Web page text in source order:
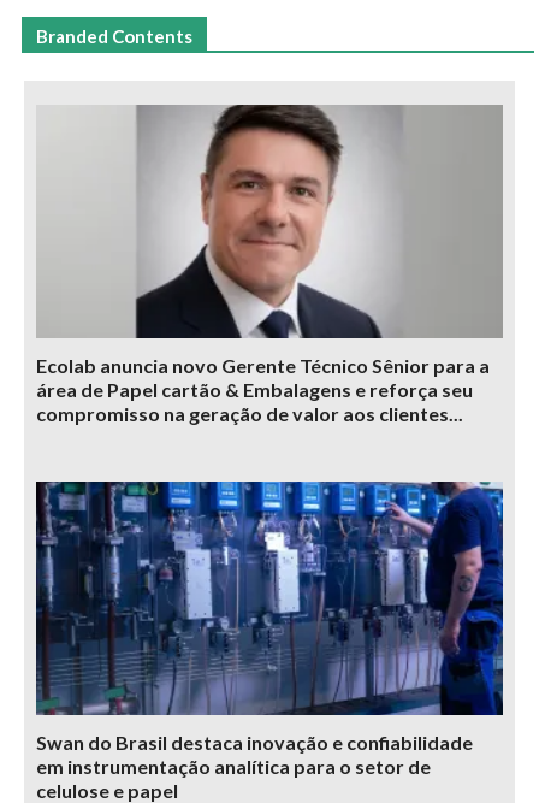
Branded Contents
Ecolab anuncia novo Gerente Técnico Sênior para a
área de Papel cartão & Embalagens e reforça seu
compromisso na geração de valor aos clientes...
Swan do Brasil destaca inovação e confiabilidade
em instrumentação analítica para o setor de
celulose e papel